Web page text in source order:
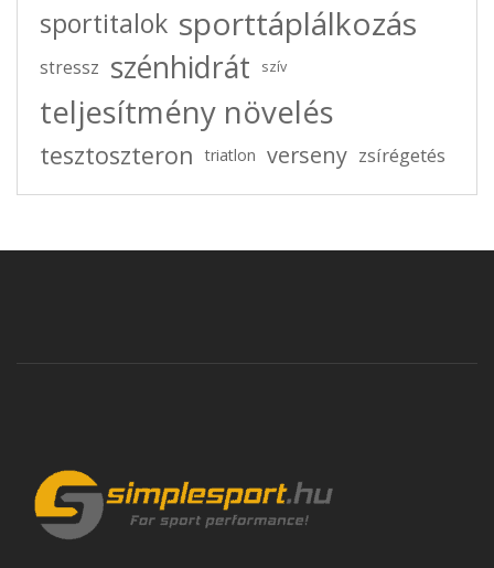
sportitalok sporttáplálkozás
stressz szénhidrát szív
teljesítmény növelés
tesztoszteron triatlon verseny zsírégetés